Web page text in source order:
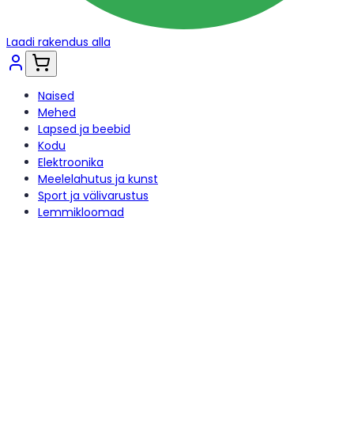
Laadi rakendus alla
Naised
Mehed
Lapsed ja beebid
Kodu
Elektroonika
Meelelahutus ja kunst
Sport ja välivarustus
Lemmikloomad